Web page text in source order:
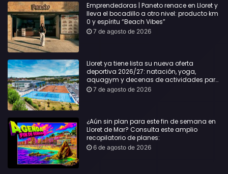
Emprendedoras | Paneto renace en Lloret y
lleva el bocadillo a otro nivel: producto km
0 y espíritu “Beach Vibes”
7 de agosto de 2026
Lloret ya tiene lista su nueva oferta
deportiva 2026/27: natación, yoga,
aquagym y decenas de actividades para
todas las edades
7 de agosto de 2026
¿Aún sin plan para este fin de semana en
Lloret de Mar? Consulta este amplio
recopilatorio de planes:
6 de agosto de 2026